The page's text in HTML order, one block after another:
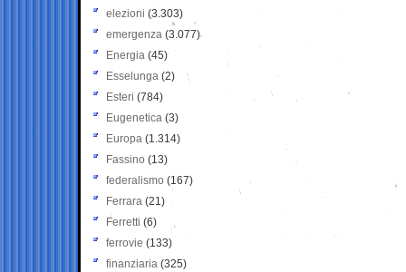
elezioni (3.303)
emergenza (3.077)
Energia (45)
Esselunga (2)
Esteri (784)
Eugenetica (3)
Europa (1.314)
Fassino (13)
federalismo (167)
Ferrara (21)
Ferretti (6)
ferrovie (133)
finanziaria (325)